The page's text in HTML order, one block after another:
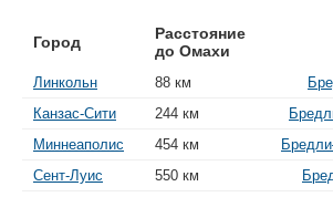
Город
Расстояние
до Омахи
Линкольн 88 км
Канзас-Сити
244 км
Миннеаполис
454 км
Сент-Луис
550 км